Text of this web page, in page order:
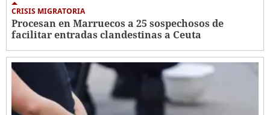
CRISIS MIGRATORIA
Procesan en Marruecos a 25 sospechosos de
facilitar entradas clandestinas a Ceuta